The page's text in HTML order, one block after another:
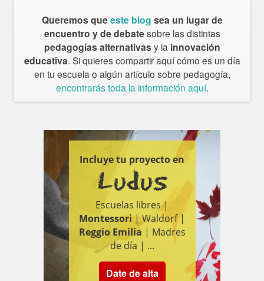
Queremos queeste blog sea un lugar de
encuentro y de debatesobre las distintas
pedagogías alternativas y la innovación
educativa. Si quieres compartir aquí cómo es un día
en tu escuela o algún artículo sobre pedagogía,
encontrarás toda la información aquí.
Incluye tu proyecto en
Ludus
Escuelas libres |
Montessori| Waldorf |
Reggio Emilia | Madres
de día | ...
Date de alta